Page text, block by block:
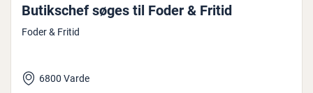
Bu­tiks­chef søges til Foder & Fritid
Foder & Fritid
6800 Varde